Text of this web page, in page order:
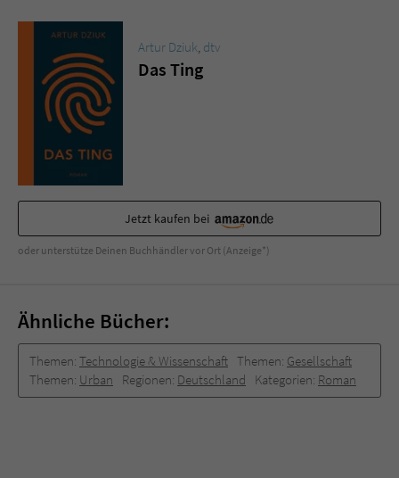
Artur Dziuk, dtv
Das Ting
Jetzt kaufen bei
oder unterstütze Deinen Buchhändler vor Ort (Anzeige*)
Ähnliche Bücher:
Themen: Technologie & Wissenschaft Themen: Gesellschaft
Themen: Urban Regionen: Deutschland Kategorien: Roman